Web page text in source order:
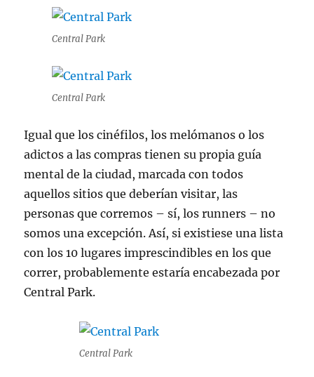
Central Park
Central Park
Igual que los cinéfilos, los melómanos o los
adictos a las compras tienen su propia guía
mental de la ciudad, marcada con todos
aquellos sitios que deberían visitar, las
personas que corremos – sí, los runners – no
somos una excepción. Así, si existiese una lista
con los 10 lugares imprescindibles en los que
correr, probablemente estaría encabezada por
Central Park.
Central Park